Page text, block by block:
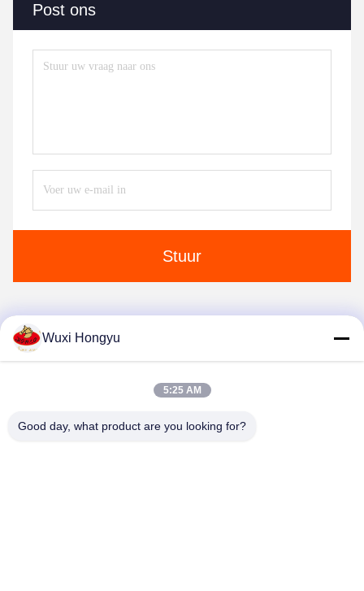
Post ons
Stuur
1
Wuxi Hongyu
5:25 AM
Good day, what product are you looking for?